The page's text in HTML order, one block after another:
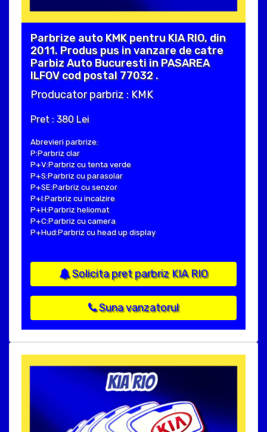
Parbrize auto KMK pentru KIA RIO, din
2011. Produs pus in vanzare de catre
Parbiz Auto Bucuresti in PASAREA
ILFOV cod postal 77032 .
Producator parbriz : KMK
Pret : 380 Lei
Abrevieri parbrize:
P:Parbriz clar
P+V:Parbriz cu tenta verde
P+S:Parbriz cu parasolar
P+SE:Parbriz cu senzor
P+I:Parbriz cu incalzire
P+H:Parbriz heliomat
P+C:Parbriz cu camera
P+Hud:Parbriz cu head up display
Solicita pret parbriz KIA RIO
Suna vanzatorul